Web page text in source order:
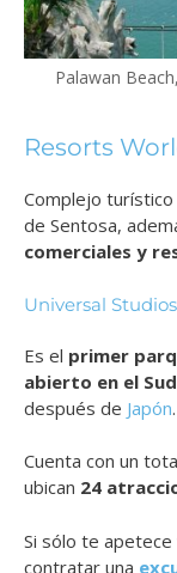
Palawan
Resorts
Complejo
de Sentosa,
comerciales y
Universal
Es el primer
abierto en el
después de Japón.
Cuenta con un
ubican 24
Si sólo te
contratar una